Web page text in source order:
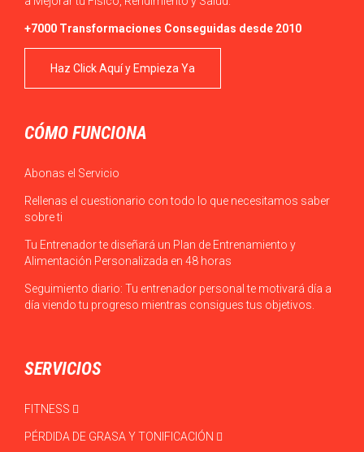
+7000 Transformaciones Conseguidas desde 2010
Haz Click Aquí y Empieza Ya
CÓMO FUNCIONA
Abonas el Servicio
Rellenas el cuestionario con todo lo que necesitamos saber
sobre ti
Tu Entrenador te diseñará un Plan de Entrenamiento y
Alimentación Personalizada en 48 horas
Seguimiento diario: Tu entrenador personal te motivará día a
día viendo tu progreso mientras consigues tus objetivos.
SERVICIOS
FITNESS
PÉRDIDA DE GRASA Y TONIFICACIÓN